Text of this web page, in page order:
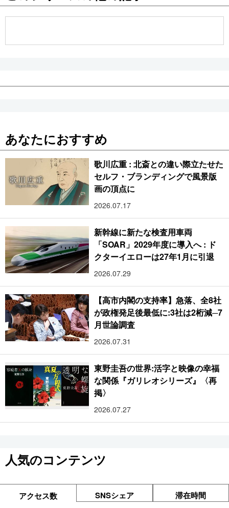
あなたにおすすめ
歌川広重 : 北斎との違い際立たせた
セルフ・ブランディングで風景版
画の頂点に
2026.07.17
新幹線に新たな検査用車両
「SOAR」2029年度に導入へ : ド
クターイエローは27年1月に引退
2026.07.29
【高市内閣の支持率】急落、全8社
が政権発足後最低に:3社は2桁減─7
月世論調査
2026.07.31
東野圭吾の世界:活字と映像の幸福
な関係『ガリレオシリーズ』〈再
掲〉
2026.07.27
人気のコンテンツ
アクセス数 SNSシェア 滞在時間